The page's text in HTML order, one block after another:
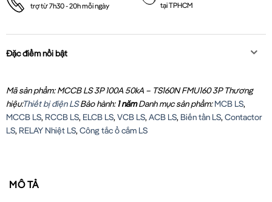
trợ từ 7h30 - 20h mỗi ngày
tại TPHCM
Đặc điểm nổi bật
Mã sản phẩm: MCCB LS 3P 100A 50kA – TS160N FMU160 3PThương
hiệu:Thiết bị điện LS Bảo hành:1 nămDanh mục sản phẩm:MCB LS,
MCCB LS, RCCB LS, ELCB LS,VCB LS,ACB LS, Biến tần LS,Contactor
LS, RELAY Nhiệt LS,Công tắc ổ cắm LS
MÔ TẢ